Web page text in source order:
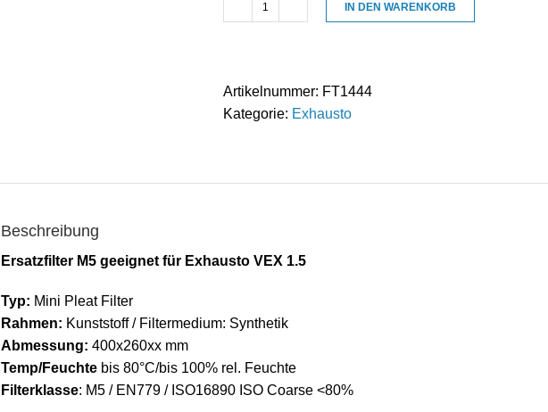
Exhausto
IN DEN WARENKORB
Artikelnummer: FT1444
Kategorie: Exhausto
Beschreibung
Ersatzfilter M5 geeignet für Exhausto VEX 1.5
Typ: Mini Pleat Filter
Rahmen: Kunststoff / Filtermedium: Synthetik
Abmessung: 400x260xx mm
Temp/Feuchte bis 80°C/bis 100% rel. Feuchte
Filterklasse: M5 / EN779 / ISO16890 ISO Coarse <80%